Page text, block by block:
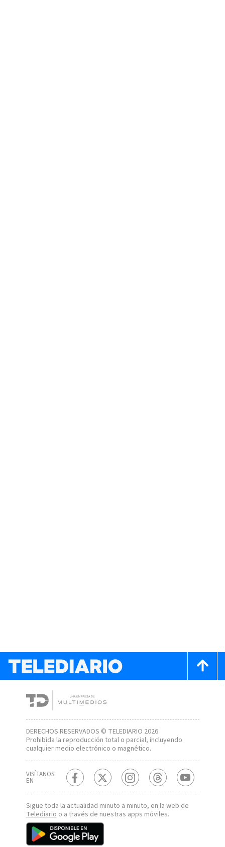
DERECHOS RESERVADOS © TELEDIARIO 2026
Prohibida la reproducción total o parcial, incluyendo
cualquier medio electrónico o magnético.
VISÍTANOS
EN
Sigue toda la actualidad minuto a minuto, en la web de
Telediarioo a través de nuestras apps móviles.